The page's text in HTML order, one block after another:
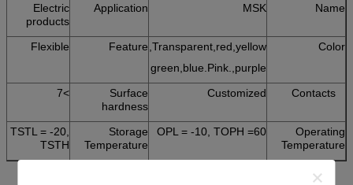
Name
MSK
Application
Electric
products
Color
Transparent,red,yellow,
green,blue.Pink.,purple
Feature
Flexible
Customized
Surface
hardness
>7
Operating
Temperature
OPL = -10, TOPH =60
Storage
Temperature
TSTL = -20,
TSTH